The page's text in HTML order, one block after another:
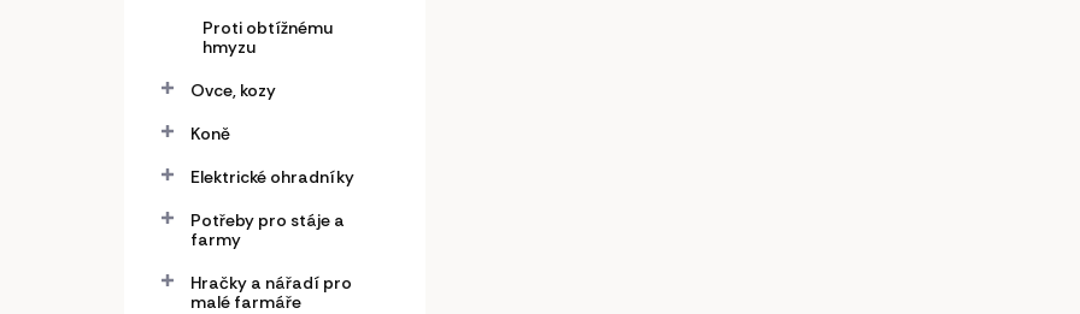
Proti obtížnému
hmyzu
Ovce, kozy
Koně
Elektrické ohradníky
Potřeby pro stáje a
farmy
Hračky a nářadí pro
malé farmáře